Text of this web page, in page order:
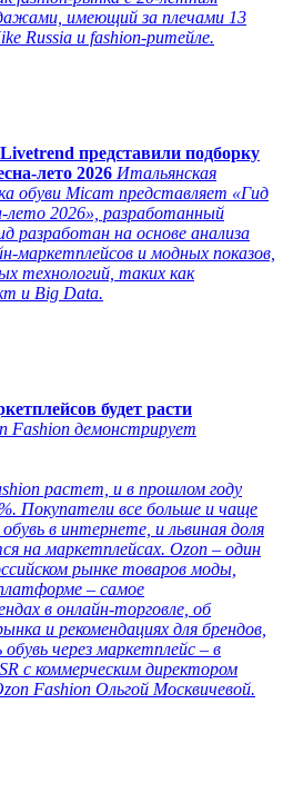
имеющий за плечами 13
Russia и fashion-ритейле.
представили подборку
лето 2026 Итальянская
обуви Micam представляет «Гид
лето 2026», разработанный
разработан на основе анализа
маркетплейсов и модных показов,
технологий, таких как
и Big Data.
будет расти
Fashion демонстрирует
растет, и в прошлом году
Покупатели все больше и чаще
в интернете, и львиная доля
на маркетплейсах. Ozon – один
рынке товаров моды,
– самое
в онлайн-торговле, об
и рекомендациях для брендов,
через маркетплейс – в
с коммерческим директором
Fashion Ольгой Москвичевой.